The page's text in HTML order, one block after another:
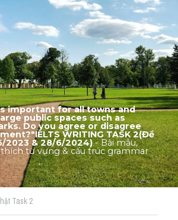
topic
học viên
important for all towns and
public spaces such as
Do you agree or disagree
WRITING TASK 2(Đề
2023 & 28/6/2024) - Bài mẫu,
từ vựng & cấu trúc grammar
Task 2